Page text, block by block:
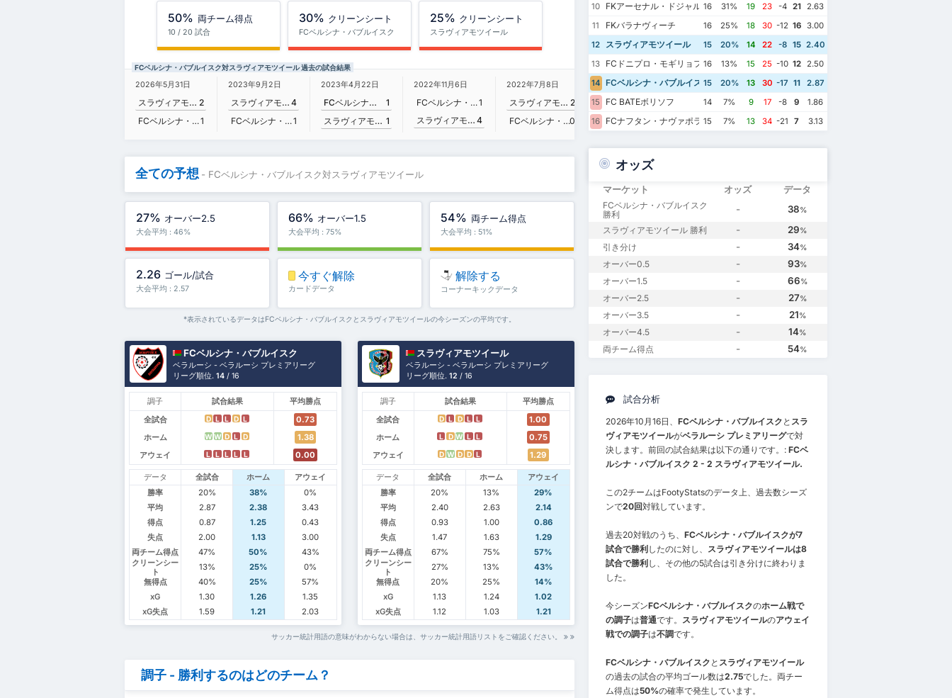
50% 両チーム得点
10 / 20 試合
30% クリーンシート
FCベルシナ・バブルイスク
25% クリーンシート
スラヴィアモツイール
FCベルシナ・バブルイスク対スラヴィアモツイール 過去の試合結果
2026年5月31日
スラヴィアモツイール 2
FCベルシナ・バブルイスク1
2023年9月2日
スラヴィアモツイール 4
FCベルシナ・バブルイスク1
2023年4月22日
FCベルシナ・バブルイスク
1
スラヴィアモツイール 1
2022年11月6日
FCベルシナ・バブルイスク1
スラヴィアモツイール 4
2022年7月8日
スラヴィアモツイール 2
FCベルシナ・バブルイスク0
2020年11月4日
スラヴィアモツイール 1
FCベルシナ・バブルイスク
1
2020年5月30日
FCベルシナ・バブルイスク
スラヴィアモツイール
2018年10月20日
全ての予想 - FCベルシナ・バブルイスク対スラヴィアモツイール
27% オーバー2.5
大会平均 : 46%
66% オーバー1.5
大会平均 : 75%
54% 両チーム得点
大会平均 : 51%
2.26 ゴール/試合
大会平均 : 2.57
今すぐ解除
カードデータ
解除する
コーナーキックデータ
*表示されているデータはFCベルシナ・バブルイスクとスラヴィアモツイールの今シーズンの平均です。
FCベルシナ・バブルイスク
ベラルーシ - ベラルーシ プレミアリーグ
リーグ順位.14 / 16
調子 試合結果
平均勝点
全試合
D L L D L
0.73
ホーム
W W D L D
1.38
アウェイ
L L L L L 0.00
データ 全試合 ホーム
アウェイ
勝率
20% 38%
0%
平均
2.87 2.38
3.43
得点
0.87 1.25
0.43
失点
2.00 1.13
3.00
両チーム得点
47% 50%
43%
クリーンシー
ト
13% 25%
0%
無得点
40% 25%
57%
xG
1.30 1.26
1.35
xG失点
1.59 1.21 2.03
スラヴィアモツイール
ベラルーシ - ベラルーシ プレミアリーグ
リーグ順位.12 / 16
調子 試合結果
平均勝点
全試合
D L D L L
1.00
ホーム
L D W L L
0.75
アウェイ
D W D D L 1.29
データ 全試合 ホーム
アウェイ
勝率
20% 13%
29%
平均
2.40 2.63
2.14
得点
0.93 1.00
0.86
失点
1.47 1.63
1.29
両チーム得点
67% 75%
57%
クリーンシー
ト
27% 13%
43%
無得点
20% 25%
14%
xG
1.13 1.24
1.02
xG失点
1.12 1.03 1.21
サッカー統計用語の意味がわからない場合は、サッカー統計用語リストをご確認ください。
調子 - 勝利するのはどのチーム？
10
FKアーセナル・ドジャルズィンク
16 31% 19 23 -4 21
2.63
11
FKバラナヴィーチ 16 25% 18 30 -12 16
3.00
12
スラヴィアモツイール 15 20% 14 22 -8 15 2.40
13
FCドニプロ・モギリョフ 16 13% 15 25 -10 12
2.50
14 FCベルシナ・バブルイスク
15 20% 13 30 -17 11
2.87
15
FC BATEボリソフ 14 7% 9 17 -8 9
1.86
16
FCナフタン・ナヴァポラツク
15 7% 13 34 -21 7 3.13
オッズ
マーケット オッズ データ
FCベルシナ・バブルイスク
勝利
- 38%
スラヴィアモツイール 勝利 - 29%
引き分け - 34%
オーバー0.5 - 93%
オーバー1.5 - 66%
オーバー2.5 - 27%
オーバー3.5 - 21%
オーバー4.5 - 14%
両チーム得点 - 54%
試合分析
2026年10月16日、 FCベルシナ・バブルイスク と スラ
ヴィアモツイールがベラルーシ プレミアリーグで対
決します。前回の試合結果は以下の通りです。: FCベ
ルシナ・バブルイスク 2 - 2 スラヴィアモツイール.
この2チームはFootyStatsのデータ上、過去数シーズ
ンで20回対戦しています。
過去20対戦のうち、 FCベルシナ・バブルイスクが7
試合で勝利 したのに対し、 スラヴィアモツイールは8
試合で勝利 し、その他の5試合は引き分けに終わりま
した。
今シーズンFCベルシナ・バブルイスクのホーム戦で
の調子は普通です。 スラヴィアモツイールのアウェイ
戦での調子は不調です。
FCベルシナ・バブルイスク と スラヴィアモツイール
の過去の試合の平均ゴール数は2.75でした。両チー
ム得点は50%の確率で発生しています。